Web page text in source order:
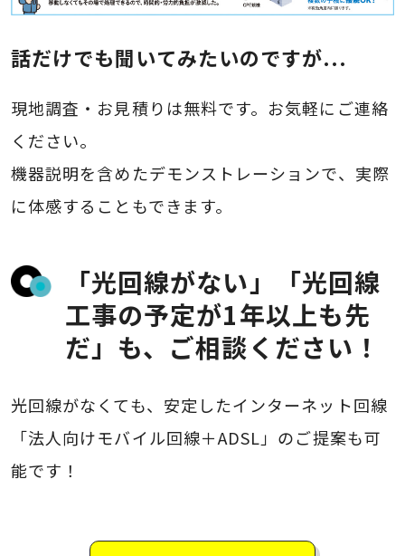
話だけでも聞いてみたいのですが...
現地調査・お見積りは無料です。お気軽にご連絡
ください。
機器説明を含めたデモンストレーションで、実際
に体感することもできます。
「光回線がない」「光回線
工事の予定が1年以上も先
だ」も、ご相談ください！
光回線がなくても、安定したインターネット回線
「法人向けモバイル回線＋ADSL」のご提案も可
能です！